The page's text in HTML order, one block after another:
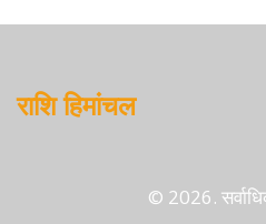
राशि हिमांचल
© 2026.